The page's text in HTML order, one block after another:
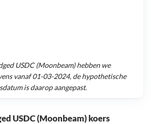
USDC (Moonbeam) koers
USDC (Moonbeam)hebben we
vanaf01-03-2024, de hypothetische
is daarop aangepast.